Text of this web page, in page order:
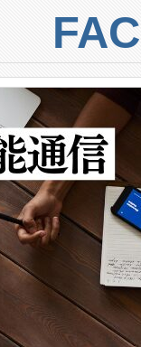
のAI
運転、
を監視
トルに
ーゲッ
離は
メート
でき、
化でき
オプシ
ド、長
するこ